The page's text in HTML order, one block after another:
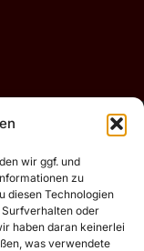
wir ggf. und
zu
diesen Technologien
oder
haben daran keinerlei
was verwendete